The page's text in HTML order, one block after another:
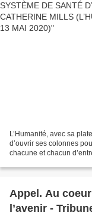
L’Humanité, avec sa
d’ouvrir ses colonnes
chacune et chacun
Appel. Au
l’avenir -